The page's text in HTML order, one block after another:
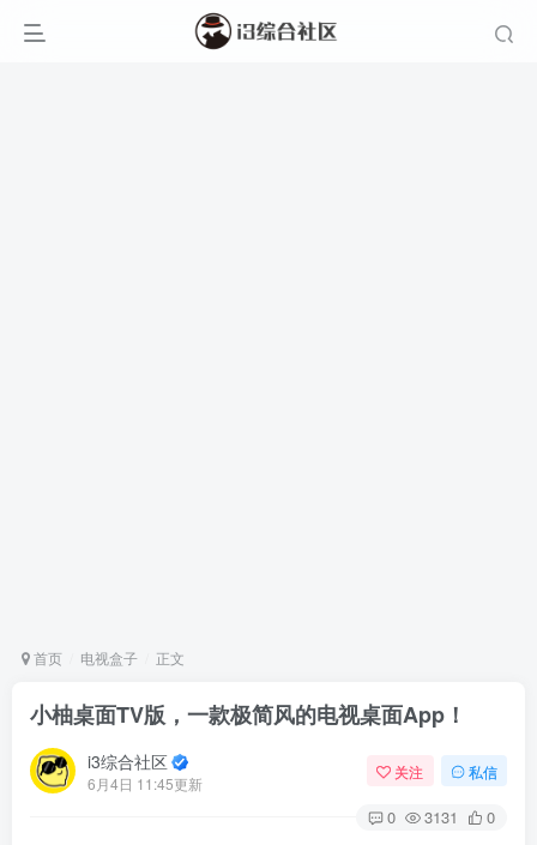
首页 电视盒子 正文
小柚桌面TV版，一款极简风的电视桌面App！
i3综合社区
6月4日 11:45更新
关注 私信
0 3131 0